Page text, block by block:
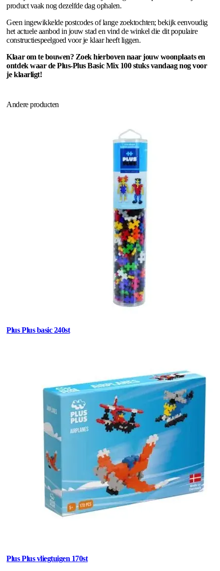
product vaak nog dezelfde dag ophalen.
Geen ingewikkelde postcodes of lange zoektochten; bekijk eenvoudig
het actuele aanbod in jouw stad en vind de winkel die dit populaire
constructiespeelgoed voor je klaar heeft liggen.
Klaar om te bouwen? Zoek hierboven naar jouw woonplaats en
ontdek waar de Plus-Plus Basic Mix 100 stuks vandaag nog voor
je klaarligt!
Andere producten
Plus Plus basic 240st
Plus Plus vliegtuigen 170st